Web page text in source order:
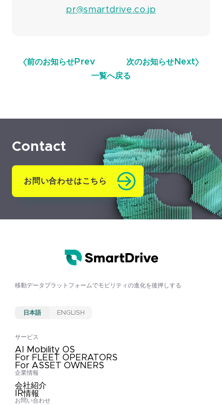
pr@smartdrive.co.jp
前のお知らせPrev 次のお知らせ Next
一覧へ戻る
Contact
お問い合わせはこちら
移動データプラットフォームでモビリティの進化を後押しする
日本語 ENGLISH
サービス
AI Mobility OS
For FLEET OPERATORS
For ASSET OWNERS
企業情報
会社紹介
IR情報
お問い合わせ